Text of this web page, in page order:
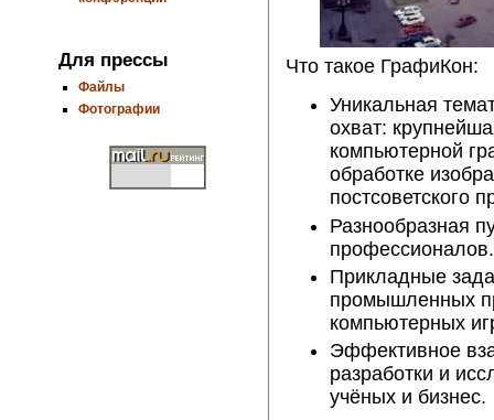
Для прессы
Файлы
Фотографии
Что такое ГрафиКон:
Уникальная
охват:
компьютерной
обработке
постсоветского
Разнообразная
профессионалов.
Прикладные
промышленных
компьютерных
Эффективное
разработки и
учёных и бизнес.